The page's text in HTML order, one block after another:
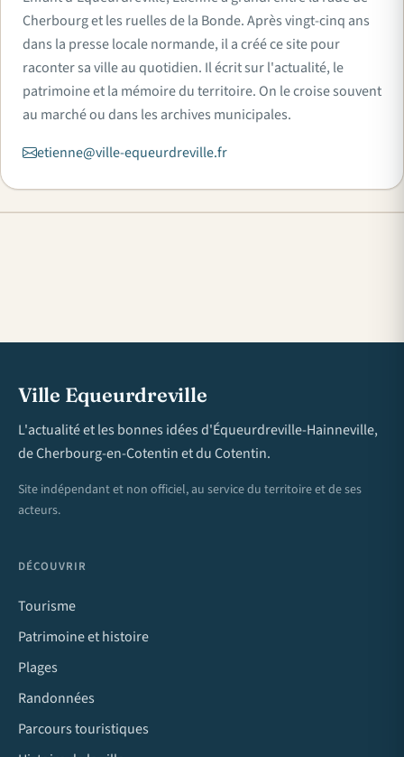
Cherbourg et les ruelles de la Bonde. Après vingt-cinq ans
dans la presse locale normande, il a créé ce site pour
raconter sa ville au quotidien. Il écrit sur l'actualité, le
patrimoine et la mémoire du territoire. On le croise souvent
au marché ou dans les archives municipales.
etienne@ville-equeurdreville.fr
Ville Equeurdreville
L'actualité et les bonnes idées d'Équeurdreville-Hainneville,
de Cherbourg-en-Cotentin et du Cotentin.
Site indépendant et non officiel, au service du territoire et de ses
acteurs.
DÉCOUVRIR
Tourisme
Patrimoine et histoire
Plages
Randonnées
Parcours touristiques